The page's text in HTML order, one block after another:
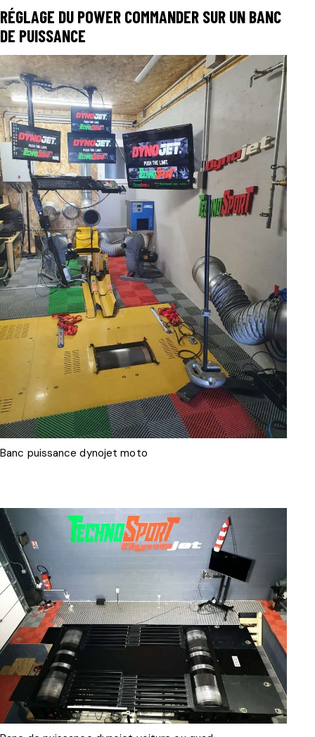
RÉGLAGE DU POWER COMMANDER SUR UN BANC
DE PUISSANCE
Banc puissance dynojet moto